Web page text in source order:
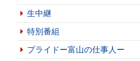
生中継
特別番組
プライドー富山の仕事人ー